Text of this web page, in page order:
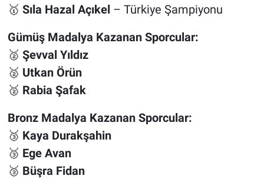
🥇 Sıla Hazal Açıkel – Türkiye Şampiyonu
Gümüş Madalya Kazanan Sporcular:
🥈 Şevval Yıldız
🥈 Utkan Örün
🥈 Rabia Şafak
Bronz Madalya Kazanan Sporcular:
🥉 Kaya Durakşahin
🥉 Ege Avan
🥉 Büşra Fidan